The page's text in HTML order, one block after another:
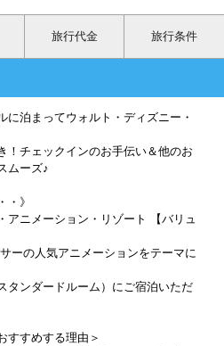
旅行代金 旅行条件
泊まってウォルト・ディズニー・
チェックインのお手伝い＆他のお
ムーズ♪
・》
ニメーション・リゾート 【バリュ
ーの人気アニメーションをテーマに
タンダードルーム）にご宿泊いただ
すすめする理由＞